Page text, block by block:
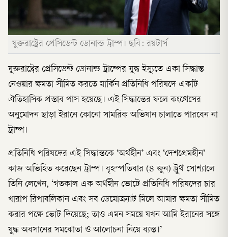
যুক্তরাষ্ট্রের প্রেসিডেন্ট ডোনাল্ড ট্রাম্প। ছবি: রয়টার্স
যুক্তরাষ্ট্রের প্রেসিডেন্ট ডোনাল্ড ট্রাম্পের যুদ্ধ ইস্যুতে একা সিদ্ধান্ত
নেওয়ার ক্ষমতা সীমিত করতে মার্কিন প্রতিনিধি পরিষদে একটি
ঐতিহাসিক প্রস্তাব পাস হয়েছে। এই সিদ্ধান্তের ফলে কংগ্রেসের
অনুমোদন ছাড়া ইরানে কোনো সামরিক অভিযান চালাতে পারবেন না
ট্রাম্প।
প্রতিনিধি পরিষদের এই সিদ্ধান্তকে ‘অর্থহীন’ এবং ‘দেশপ্রেমহীন’
কাজ অভিহিত করেছেন ট্রাম্প। বৃহস্পতিবার (৪ জুন) ট্রুথ সোশ্যালে
তিনি লেখেন, ‘গতকাল এক অর্থহীন ভোটে প্রতিনিধি পরিষদের চার
খারাপ রিপাবলিকান এবং সব ডেমোক্র্যাট মিলে আমার ক্ষমতা সীমিত
করার পক্ষে ভোট দিয়েছে; তাও এমন সময়ে যখন আমি ইরানের সঙ্গে
যুদ্ধ অবসানের সমঝোতা ও আলোচনা নিয়ে ব্যস্ত।’